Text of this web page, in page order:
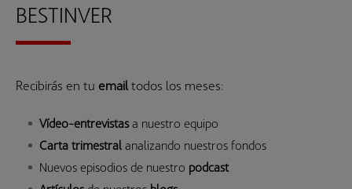
BESTINVER
Recibirás en tu emailtodos los meses:
Vídeo-entrevistasa nuestro equipo
Carta trimestral analizando nuestros fondos
Nuevos episodios de nuestro podcast